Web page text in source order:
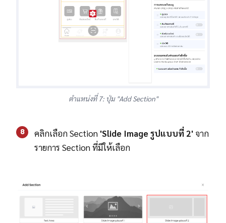
ตำแหน่งที่ 7: ปุ่ม "Add Section"
8 คลิกเลือก Section 'Slide Image รูปแบบที่ 2' จาก
รายการ Section ที่มีให้เลือก